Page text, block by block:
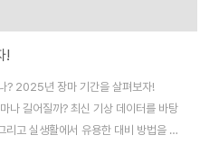
!
? 2025년 장마 기간을 살펴보자!
나 길어질까? 최신 기상 데이터를 바탕
고 실생활에서 유용한 대비 방법을 상
마는 여름철 한반도 주변에 정체 전선